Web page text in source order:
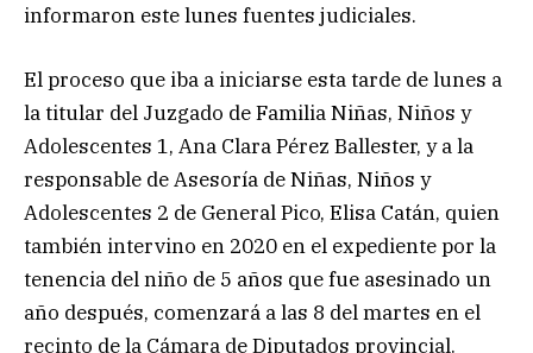
informaron este lunes fuentes judiciales.
El proceso que iba a iniciarse esta tarde de lunes a
la titular del Juzgado de Familia Niñas, Niños y
Adolescentes 1, Ana Clara Pérez Ballester, y a la
responsable de Asesoría de Niñas, Niños y
Adolescentes 2 de General Pico, Elisa Catán, quien
también intervino en 2020 en el expediente por la
tenencia del niño de 5 años que fue asesinado un
año después, comenzará a las 8 del martes en el
recinto de la Cámara de Diputados provincial.